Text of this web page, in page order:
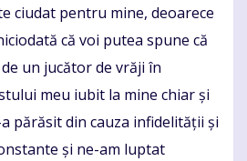
ciudat pentru mine, deoarece
că voi putea spune că
un jucător de vrăji în
meu iubit la mine chiar și
părăsit din cauza infidelității și
și ne-am luptat